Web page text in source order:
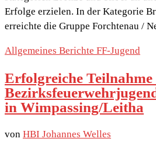
Erfolge erzielen. In der Kategorie
erreichte die Gruppe Forchtenau /
Allgemeines Berichte FF-Jugend
Erfolgreiche Teilnahme
in Wimpassing/Leitha
von HBI Johannes Welles